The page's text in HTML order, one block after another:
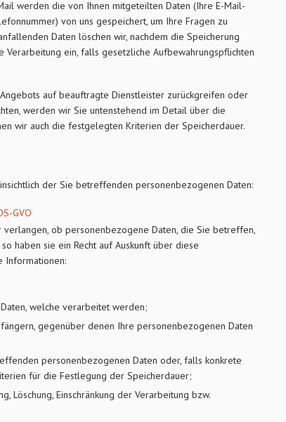
werden die von Ihnen mitgeteilten Daten (Ihre E-Mail-
von uns gespeichert, um Ihre Fragen zu
Daten löschen wir, nachdem die Speicherung
ein, falls gesetzliche Aufbewahrungspflichten
auf beauftragte Dienstleister zurückgreifen oder
werden wir Sie untenstehend im Detail über die
wir auch die festgelegten Kriterien der Speicherdauer.
der Sie betreffenden personenbezogenen Daten:
GVO
ob personenbezogene Daten, die Sie betreffen,
haben sie ein Recht auf Auskunft über diese
Informationen:
welche verarbeitet werden;
gegenüber denen Ihre personenbezogenen Daten
personenbezogenen Daten oder, falls konkrete
für die Festlegung der Speicherdauer;
Löschung, Einschränkung der Verarbeitung bzw.